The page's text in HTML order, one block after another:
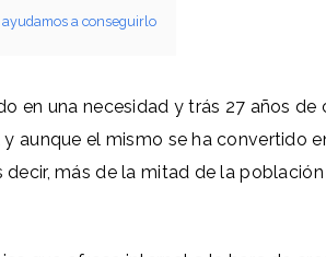
a conseguirlo
en una necesidad y trás 27 años
aunque el mismo se ha convertido
más de la mitad de la